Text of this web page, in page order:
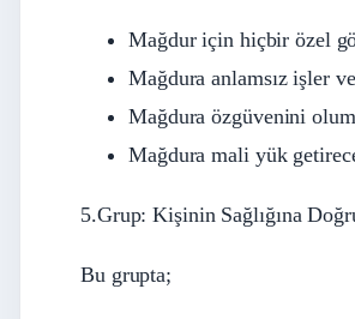
Mağdur için hiçbir özel
Mağdura anlamsız işler
Mağdura özgüvenini
Mağdura mali yük
5.Grup: Kişinin Sağlığına
Bu grupta;